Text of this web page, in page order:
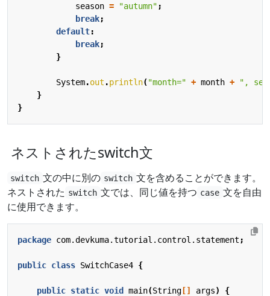
season = "autumn" ;
break;
default:
break;
}
System.out .println("month=" + month +
",
}
}
ネストされたswitch文
switch 文の中に別の switch 文を含めることができます。
ネストされた switch 文では、同じ値を持つ case 文を自由
に使用できます。
package com.devkuma.tutorial.control.statement ;
public class SwitchCase4 {
public static void main(String [] args) {